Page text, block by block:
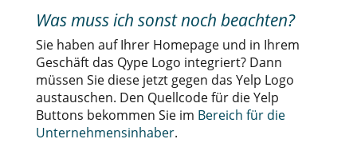
Was muss ich sonst noch beachten?
Sie haben auf Ihrer Homepage und in Ihrem
Geschäft das Qype Logo integriert? Dann
müssen Sie diese jetzt gegen das Yelp Logo
austauschen. Den Quellcode für die Yelp
Buttons bekommen Sie im Bereich für die
Unternehmensinhaber.